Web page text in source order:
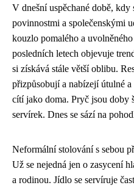
V dnešní uspěchané době, kdy
povinnostmi a společenskými
kouzlo pomalého a
posledních letech objevuje
si získává stále větší oblibu.
přizpůsobují a nabízejí útulné
cítí jako doma. Pryč jsou doby
servírek. Dnes se sází na
Neformální stolování s sebou
Už se nejedná jen o zasycení
a rodinou. Jídlo se servíruje